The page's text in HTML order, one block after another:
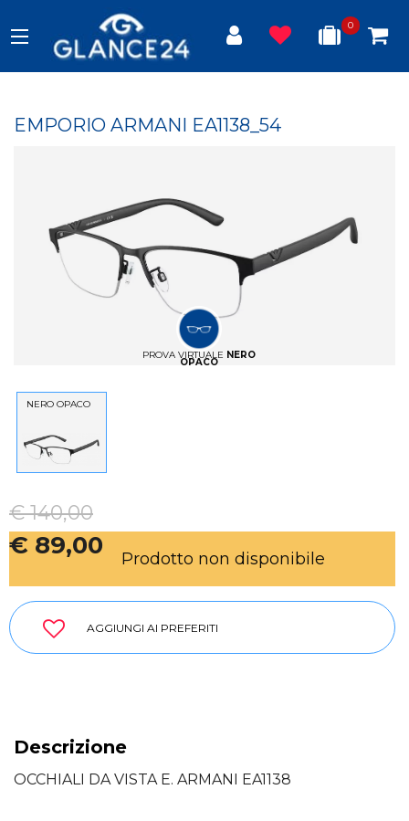
0
EMPORIO ARMANI EA1138_54
PROVA VIRTUALE NERO
OPACO
NERO OPACO
€ 140,00
€ 89,00 Prodotto non disponibile
AGGIUNGI AI PREFERITI
Descrizione
OCCHIALI DA VISTA E. ARMANI EA1138